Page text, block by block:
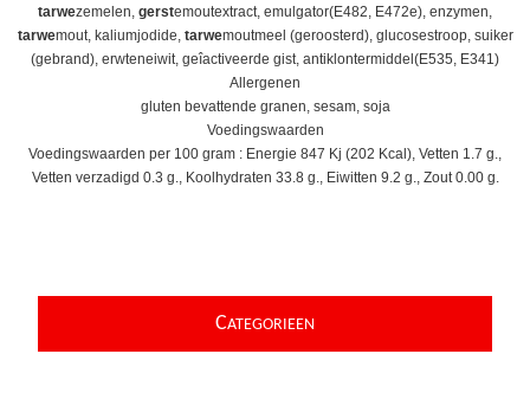
tarwezemelen, gerstemoutextract, emulgator(E482, E472e), enzymen,
tarwemout, kaliumjodide, tarwemoutmeel (geroosterd), glucosestroop, suiker
(gebrand), erwteneiwit, geîactiveerde gist, antiklontermiddel(E535, E341)
Allergenen
gluten bevattende granen, sesam, soja
Voedingswaarden
Voedingswaarden per 100 gram : Energie 847 Kj (202 Kcal), Vetten 1.7 g.,
Vetten verzadigd 0.3 g., Koolhydraten 33.8 g., Eiwitten 9.2 g., Zout 0.00 g.
CATEGORIEEN